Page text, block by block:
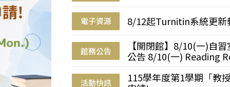
電子資源 8/12起Turnitin系統更新
館務公告
【開閉館】8/10(一)自
公告 8/10(一) Reading
活動快訊
115學年度第1學期「教